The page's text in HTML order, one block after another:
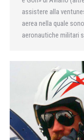
assistere alla
aerea nella quale
aeronautiche militari